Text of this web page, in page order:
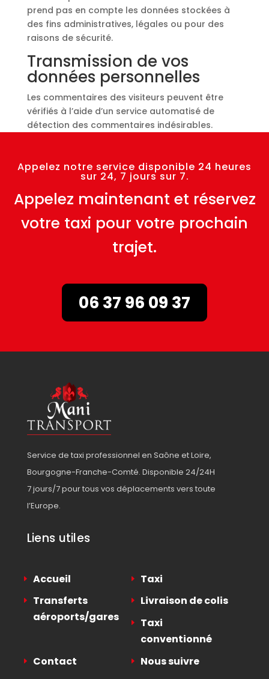
prend pas en compte les données stockées à
des fins administratives, légales ou pour des
raisons de sécurité.
Transmission de vos
données personnelles
Les commentaires des visiteurs peuvent être
vérifiés à l’aide d’un service automatisé de
détection des commentaires indésirables.
Appelez notre service disponible 24 heures
sur 24, 7 jours sur 7.
Appelez maintenant et réservez
votre taxi pour votre prochain
trajet.
06 37 96 09 37
Service de taxi professionnel en Saône et Loire,
Bourgogne-Franche-Comté. Disponible 24/24H
7 jours/7 pour tous vos déplacements vers toute
l’Europe.
Liens utiles
Accueil
Taxi
Transferts
aéroports/gares
Livraison de colis
Taxi
conventionné
Contact
Nous suivre